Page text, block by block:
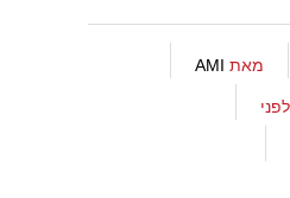
מאת AMI